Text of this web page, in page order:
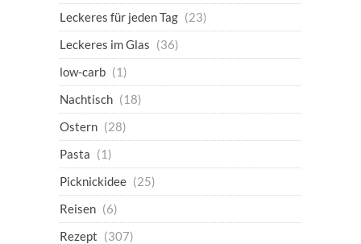
Leckeres für jeden Tag (23)
Leckeres im Glas (36)
low-carb (1)
Nachtisch (18)
Ostern (28)
Pasta (1)
Picknickidee (25)
Reisen (6)
Rezept (307)